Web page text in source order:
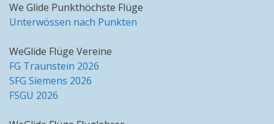
We Glide Punkthöchste Flüge
Unterwössen nach Punkten
WeGlide Flüge Vereine
FG Traunstein 2026
SFG Siemens 2026
FSGU 2026